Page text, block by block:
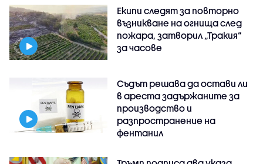
Екипи следят за повторно
възникване на огнища след
пожара, затворил „Тракия“
за часове
Съдът решава да остави ли
в ареста задържаните за
производство и
разпространение на
фентанил